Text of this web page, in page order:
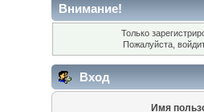
Внимание!
Только
Пожалуйста,
Вход
Имя